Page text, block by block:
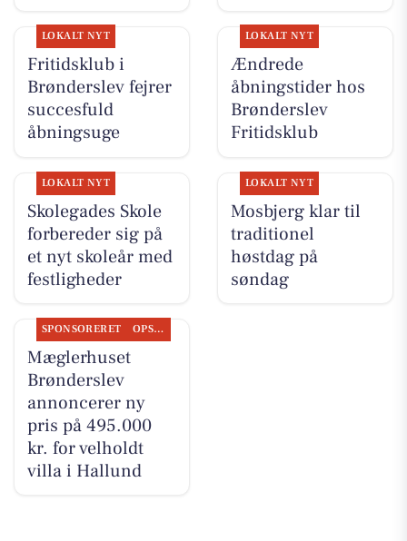
LOKALT NYT
Fritidsklub i
Brønderslev fejrer
succesfuld
åbningsuge
LOKALT NYT
Ændrede
åbningstider hos
Brønderslev
Fritidsklub
LOKALT NYT
Skolegades Skole
forbereder sig på
et nyt skoleår med
festligheder
LOKALT NYT
Mosbjerg klar til
traditionel
høstdag på
søndag
SPONSORERET OPSLAGSTAVLEN
Mæglerhuset
Brønderslev
annoncerer ny
pris på 495.000
kr. for velholdt
villa i Hallund